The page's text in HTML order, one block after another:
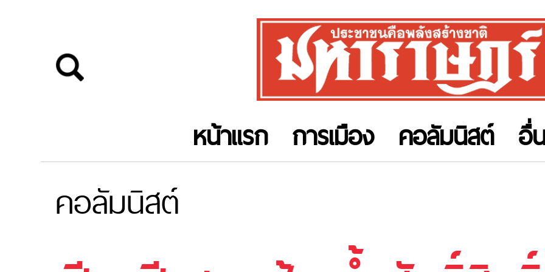
หน้าแรก การเมือง คอลัมนิสต์ อื่
คอลัมนิสต์